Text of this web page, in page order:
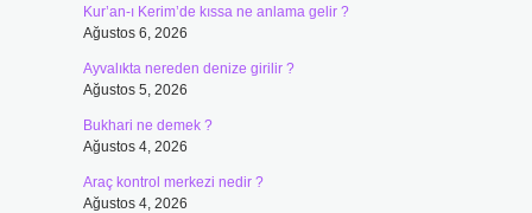
Kur’an-ı Kerim’de kıssa ne anlama gelir ?
Ağustos 6, 2026
Ayvalıkta nereden denize girilir ?
Ağustos 5, 2026
Bukhari ne demek ?
Ağustos 4, 2026
Araç kontrol merkezi nedir ?
Ağustos 4, 2026